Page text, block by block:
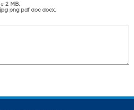
2 MB
jpg png pdf doc docx